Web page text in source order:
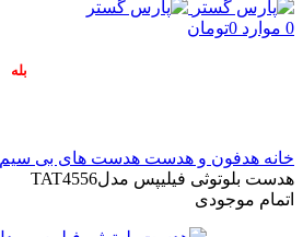
0 موارد 0تومان
بله
خانه هدفون و هدست هدست های بی سیم
هدست بلوتوثی فیلیپس مدلTAT4556
اتمام موجودی